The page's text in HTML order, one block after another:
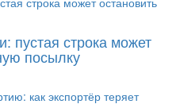
пустая строка может
посылку